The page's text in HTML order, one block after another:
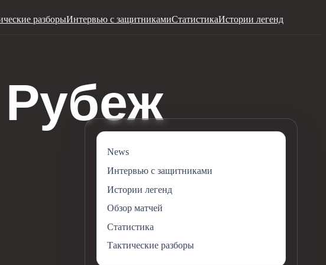
разборыИнтервью с защитникамиСтатистикаИстории легенд
News
Интервью с защитниками
Истории легенд
Обзор матчей
Статистика
Тактические разборы